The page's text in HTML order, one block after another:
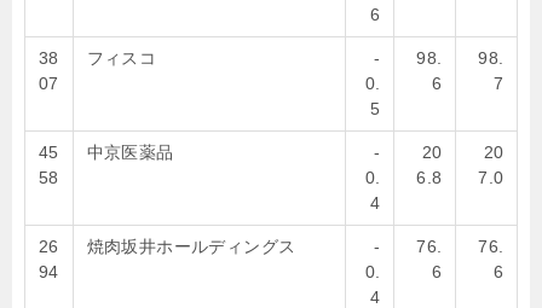
6
38
07
フィスコ
-
0.
5
98.
6
98.
7
45
58
中京医薬品
-
0.
4
20
6.8
20
7.0
26
94
焼肉坂井ホールディングス
-
0.
4
76.
6
76.
6